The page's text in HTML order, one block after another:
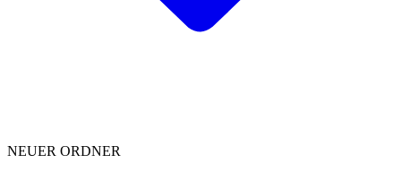
NEUER ORDNER